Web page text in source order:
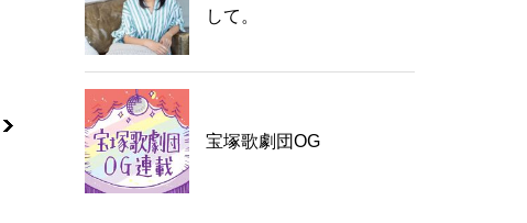
して。
宝塚歌劇団OG